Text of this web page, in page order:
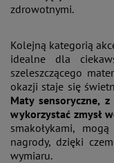
zdrowotnymi.
Kolejną kategorią
idealne dla
szeleszczącego
okazji staje się
Maty sensoryczne,
wykorzystać zmysł
smakołykami,
nagrody, dzięki
wymiaru.